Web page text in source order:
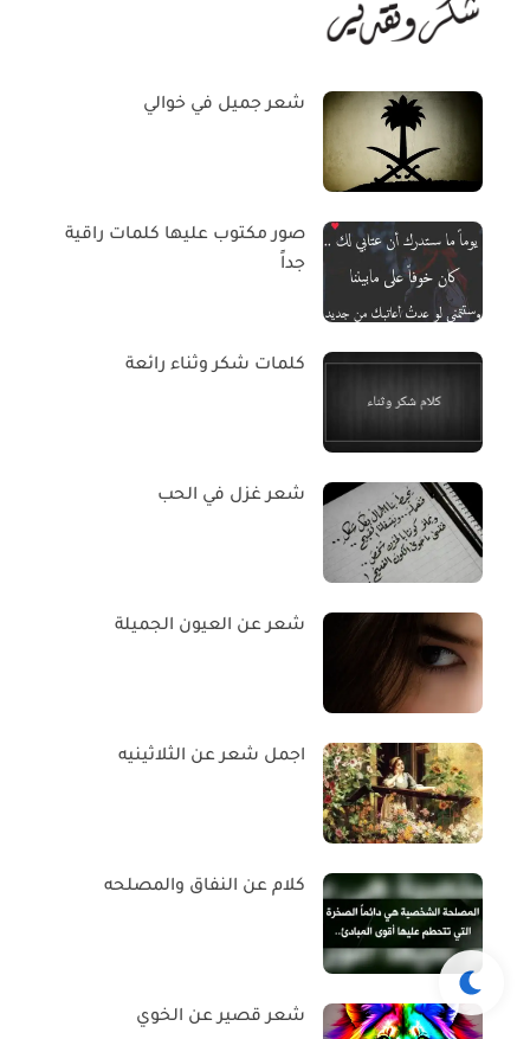
شعر جميل في خوالي
صور مكتوب عليها كلمات راقية
جداً
كلمات شكر وثناء رائعة
شعر غزل في الحب
شعر عن العيون الجميلة
اجمل شعر عن الثلاثينيه
كلام عن النفاق والمصلحه
شعر قصير عن الخوي